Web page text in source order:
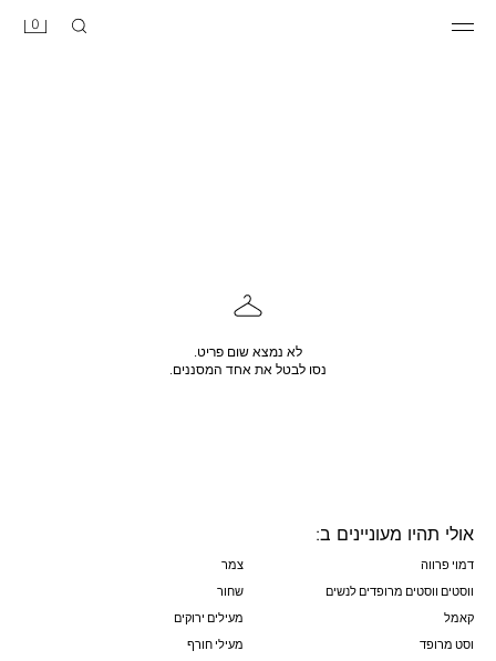
0
לא נמצא שום פריט.
נסו לבטל את אחד המסננים.
אולי תהיו מעוניינים ב:
דמוי פרווה
צמר
ווסטים ווסטים מרופדים לנשים
שחור
קאמל
מעילים ירוקים
וסט מרופד
מעילי חורף